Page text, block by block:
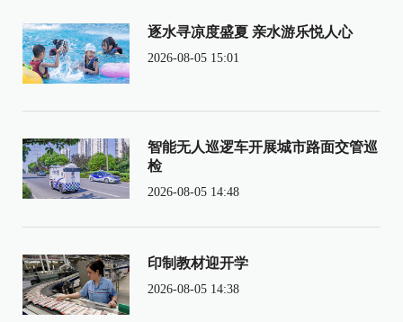
逐水寻凉度盛夏 亲水游乐悦人心
2026-08-05 15:01
智能无人巡逻车开展城市路面交管巡
检
2026-08-05 14:48
印制教材迎开学
2026-08-05 14:38